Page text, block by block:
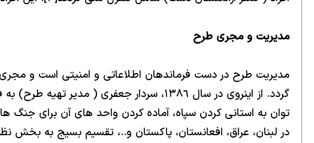
مديريت و مجرى طرح
مديريت طرح در دست فرماندهان اطلاعاتى و امنيتى است و مجرى
گردد. از اينروى در سال ١٣٨٦، سردار
در لبنان، عراق، افعانستان، پاكستان و..، تقسيم بسيج به